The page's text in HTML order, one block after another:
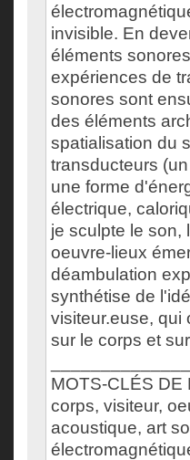
invisible. En
éléments
expériences de
sonores sont
des éléments
spatialisation du
transducteurs
une forme
électrique,
je sculpte le son,
oeuvre-lieux
déambulation
synthétise de
visiteur.euse, qui
sur le corps et
MOTS-CLÉS DE
corps, visiteur,
acoustique, art